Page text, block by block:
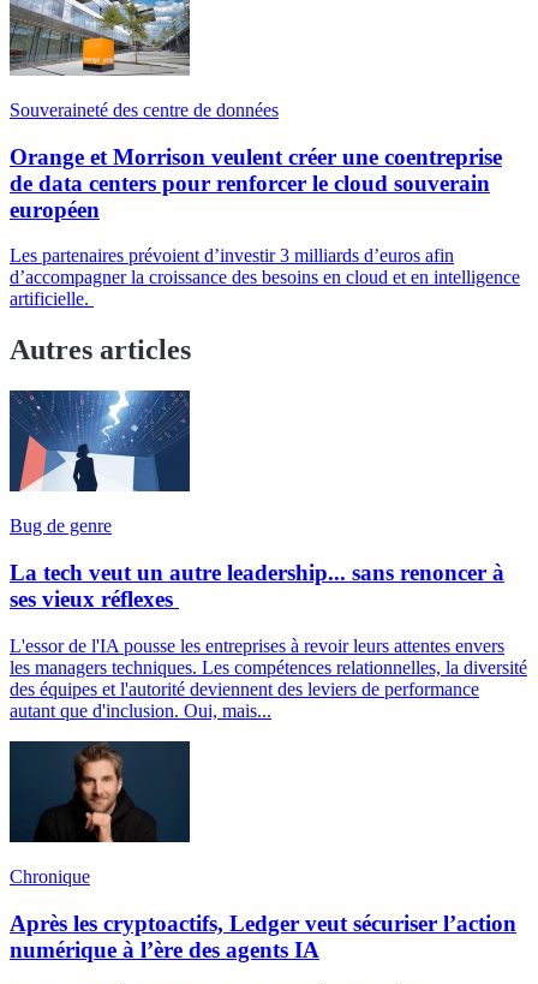
Souveraineté des centre de données
Orange et Morrison veulent créer une coentreprise
de data centers pour renforcer le cloud souverain
européen
Les partenaires prévoient d’investir 3 milliards d’euros afin
d’accompagner la croissance des besoins en cloud et en intelligence
artificielle.
Autres articles
Bug de genre
La tech veut un autre leadership... sans renoncer à
ses vieux réflexes
L'essor de l'IA pousse les entreprises à revoir leurs attentes envers
les managers techniques. Les compétences relationnelles, la diversité
des équipes et l'autorité deviennent des leviers de performance
autant que d'inclusion. Oui, mais...
Chronique
Après les cryptoactifs, Ledger veut sécuriser l’action
numérique à l’ère des agents IA